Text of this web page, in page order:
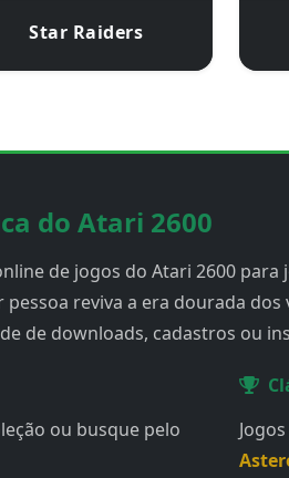
Star Raiders
do Atari 2600
de jogos do Atari 2600
reviva a era dourada
de downloads, cadastros ou
ou busque pelo